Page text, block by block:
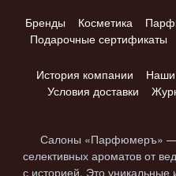
Бренды Косметика
Подарочные сертификаты
История компании Наши
Условия доставки
Салоны «Парфюмеръ» —
селективных ароматов от
с историей. Это